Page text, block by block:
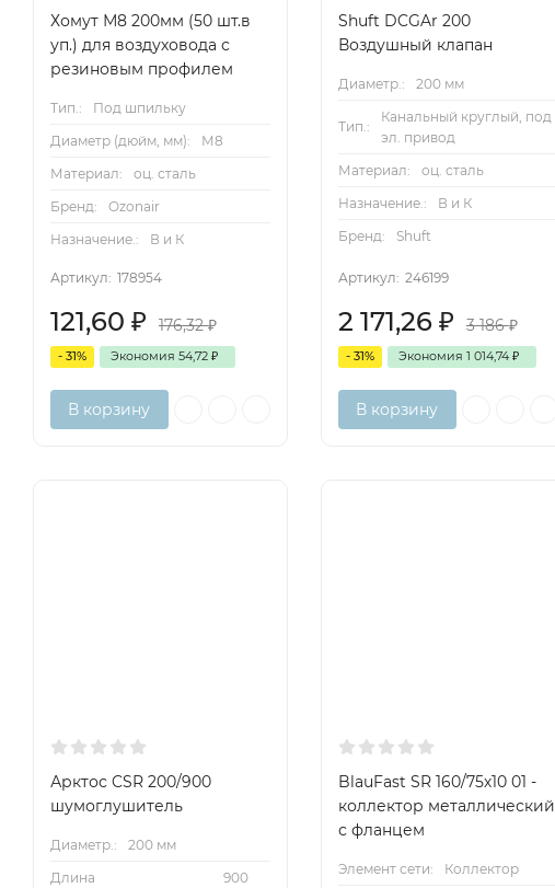
Хомут М8 200мм (50 шт.в
уп.) для воздуховода с
резиновым профилем
Тип.:
Под шпильку
Диаметр (дюйм, мм):
М8
Материал:
оц. сталь
Бренд:
Ozonair
Назначение.:
В и К
Артикул: 178954
121,60 ₽ 176,32₽
- 31% Экономия 54,72 ₽
В корзину
Shuft DCGAr 200
Воздушный клапан
Диаметр.: 200 мм
Тип.:
Канальный круглый, под
эл. привод
Материал:
оц. сталь
Назначение.:
В и К
Бренд:
Shuft
Артикул: 246199
2 171,26 ₽ 3 186₽
- 31% Экономия 1 014,74 ₽
В корзину
Арктос CSR 200/900
шумоглушитель
Диаметр.:
200 мм
Длина
900
BlauFast SR 160/75х10 01 -
коллектор металлический
с фланцем
Элемент сети:
Коллектор